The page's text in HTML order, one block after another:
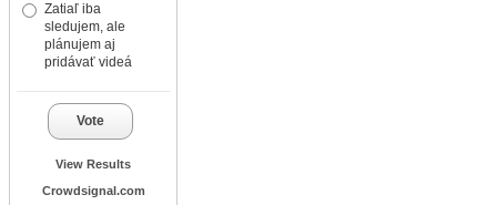
Zatiaľ iba
sledujem, ale
plánujem aj
pridávať videá
Vote
View Results
Crowdsignal.com